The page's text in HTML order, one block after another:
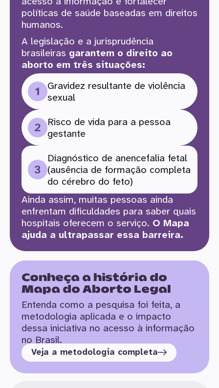
políticas de saúde baseadas em direitos
humanos.
A legislação e a jurisprudência
brasileiras garantem o direito ao
aborto em três situações:
Gravidez resultante de violência
sexual
Risco de vida para a pessoa
gestante
Diagnóstico de anencefalia fetal
(ausência de formação completa
do cérebro do feto)
Ainda assim, muitas pessoas ainda
enfrentam dificuldades para saber quais
hospitais oferecem o serviço. O Mapa
ajuda a ultrapassar essa barreira.
Conheça a história do
Mapa do Aborto Legal
Entenda como a pesquisa foi feita, a
metodologia aplicada e o impacto
dessa iniciativa no acesso à informação
no Brasil.
Veja a metodologia completa